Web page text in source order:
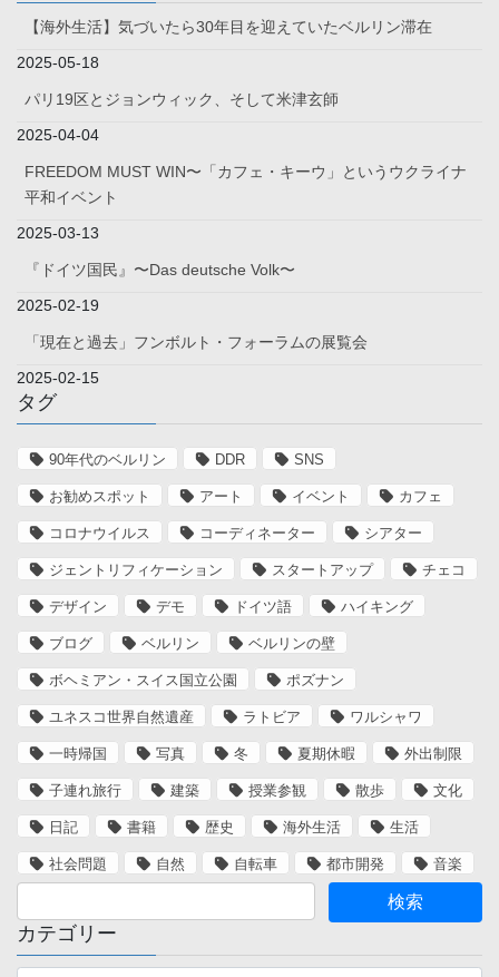
【海外生活】気づいたら30年目を迎えていたベルリン滞在
2025-05-18
パリ19区とジョンウィック、そして米津玄師
2025-04-04
FREEDOM MUST WIN〜「カフェ・キーウ」というウクライナ
平和イベント
2025-03-13
『ドイツ国民』〜Das deutsche Volk〜
2025-02-19
「現在と過去」フンボルト・フォーラムの展覧会
2025-02-15
タグ
90年代のベルリン DDR SNS
お勧めスポット アート イベント カフェ
コロナウイルス コーディネーター シアター
ジェントリフィケーション スタートアップ チェコ
デザイン デモ ドイツ語 ハイキング
ブログ ベルリン ベルリンの壁
ボヘミアン・スイス国立公園 ポズナン
ユネスコ世界自然遺産 ラトビア ワルシャワ
一時帰国 写真 冬 夏期休暇 外出制限
子連れ旅行 建築 授業参観 散歩 文化
日記 書籍 歴史 海外生活 生活
社会問題 自然 自転車 都市開発 音楽
カテゴリー